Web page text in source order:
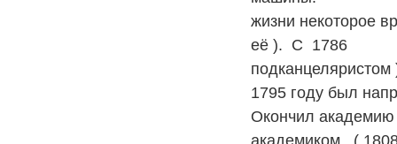
жизни некоторое
её ). С 1786
подканцеляристом
1795 году был
Окончил